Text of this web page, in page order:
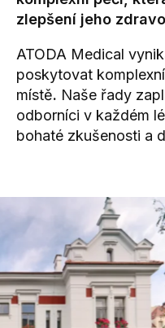
zlepšení jeho
ATODA Medical
poskytovat
místě. Naše řady
odborníci v každém
bohaté zkušenosti a